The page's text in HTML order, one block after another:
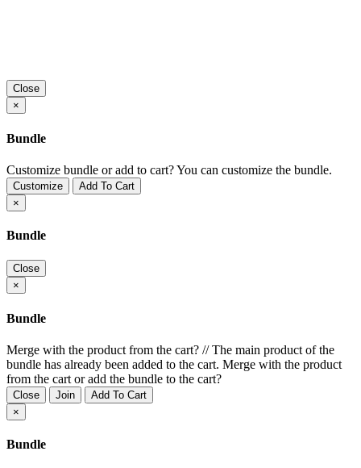
Close
×
Bundle
Customize bundle or add to cart?You can customize the bundle.
Customize
Add To Cart
×
Bundle
Close
×
Bundle
Merge with the product from the cart? //The main product of the
bundle has already been added to the cart. Merge with the product
from the cart or add the bundle to the cart?
Close Join
Add To Cart
×
Bundle